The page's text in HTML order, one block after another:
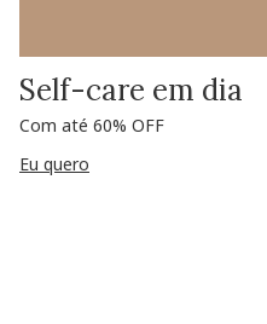
Self-care em dia
Com até 60% OFF
Eu quero